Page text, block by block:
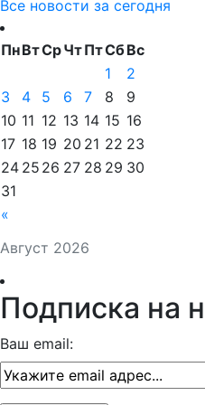
Все новости за сегодня
Август 2026
ПнВтСрЧтПтСбВс
«
1
2
3
4 5 6 7 8
9
10 11 12 13 14 15 16
17 18 19 20 21 22 23
24 25 26 27 28 29 30
31
Подписка на
Ваш email: